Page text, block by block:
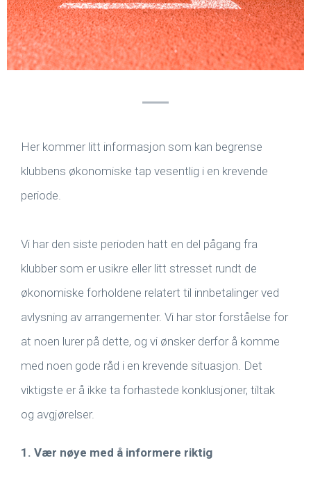
Her kommer litt informasjon som kan begrense
klubbens økonomiske tap vesentlig i en krevende
periode.
Vi har den siste perioden hatt en del pågang fra
klubber som er usikre eller litt stresset rundt de
økonomiske forholdene relatert til innbetalinger ved
avlysning av arrangementer. Vi har stor forståelse for
at noen lurer på dette, og vi ønsker derfor å komme
med noen gode råd i en krevende situasjon. Det
viktigste er å ikke ta forhastede konklusjoner, tiltak
og avgjørelser.
1. Vær nøye med å informere riktig